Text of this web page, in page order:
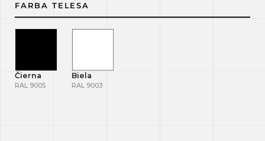
FARBA TELESA
Čierna
RAL 9005
Biela
RAL 9003